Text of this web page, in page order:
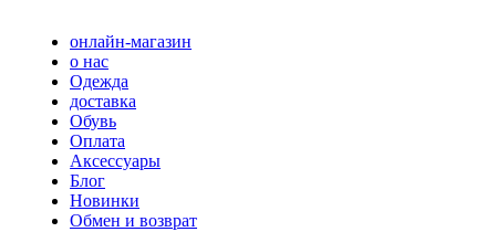
онлайн-магазин
о нас
Одежда
доставка
Обувь
Оплата
Аксессуары
Блог
Новинки
Обмен и возврат